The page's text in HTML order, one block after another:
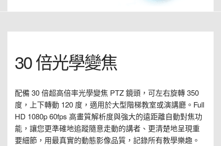
30 倍光學變焦
配備 30 倍超高倍率光學變焦 PTZ 鏡頭，可左右旋轉 350
度，上下轉動 120 度，適用於大型階梯教室或演講廳。Full
HD 1080p 60fps 高畫質解析度與強大的遠距離自動對焦功
能，讓您更準確地追蹤隨意走動的講者、更清楚地呈現重
要細節，用最真實的動態影像品質，記錄所有教學樂趣。